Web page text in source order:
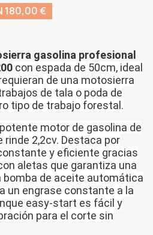
180,00 €
gasolina profesional
con espada de 50cm, ideal
de una motosierra
de tala o poda de
tipo de trabajo forestal.
motor de gasolina de
2,2cv. Destaca por
y eficiente gracias
aletas que garantiza una
bomba de aceite automática
un engrase constante a la
easy-start es fácil y
para el corte sin